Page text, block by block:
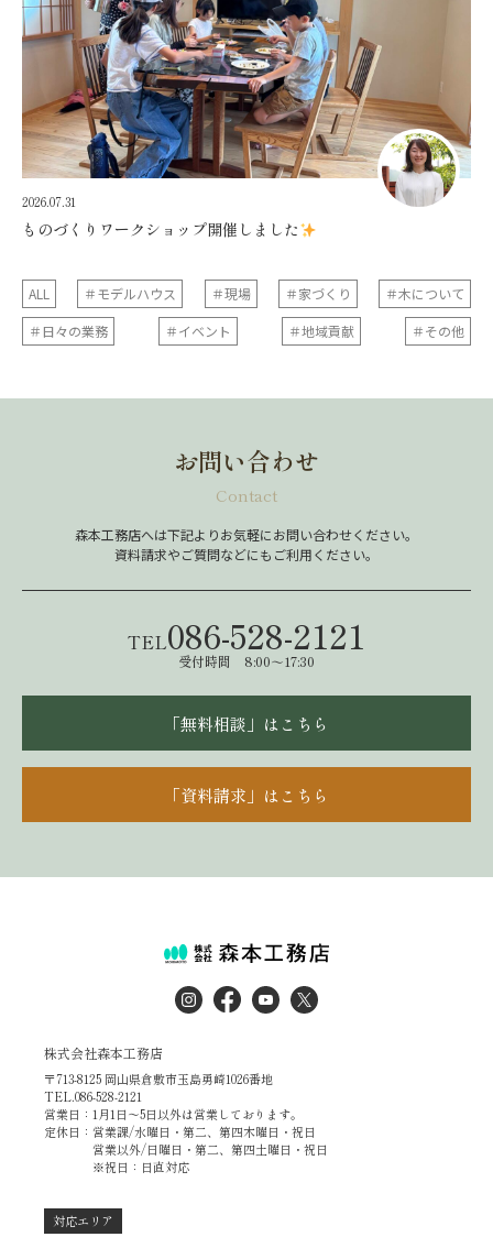
2026.07.31
ものづくりワークショップ開催しました
ALL ＃モデルハウス ＃現場 ＃家づくり
＃木について
＃日々の業務
＃イベント ＃地域貢献 ＃その他
お問い合わせ
Contact
森本工務店へは下記よりお気軽にお問い合わせください。
資料請求やご質問などにもご利用ください。
TEL086-528-2121
受付時間 8:00～17:30
「無料相談」はこちら
「資料請求」はこちら
株式会社森本工務店
〒713-8125 岡山県倉敷市玉島勇崎1026番地
TEL.086-528-2121
営業日：1月1日～5日以外は営業しております。
定休日：営業課/水曜日・第二、第四木曜日・祝日
営業以外/日曜日・第二、第四土曜日・祝日
※祝日：日直対応
対応エリア